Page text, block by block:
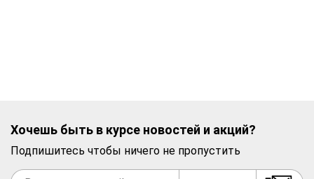
Хочешь быть в курсе новостей и акций?
Подпишитесь чтобы ничего не пропустить